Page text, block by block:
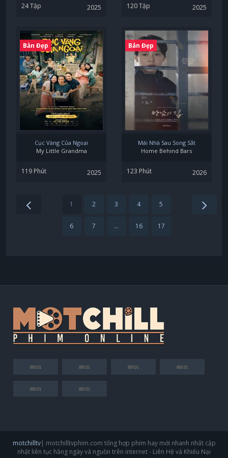
24 Tập 2025 120 Tập 2025
Bản Đẹp
Cục Vàng Của Ngoại
My Little Grandma
119 Phút 2025
Bản Đẹp
Mái Nhà Sau Song Sắt
Home Behind Bars
123 Phút 2026
1 2 3 4 5
6 7 ... 16 17
motchilltv| motchilltvphim.com tổng hợp phim hay mới nhanh nhất cập
nhật liên tục hằng ngày và nguồn trên internet - Liên Hệ và Khiếu Nại